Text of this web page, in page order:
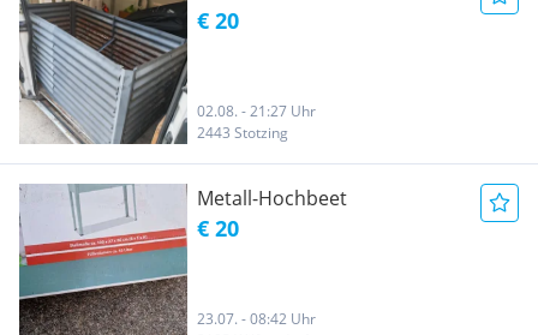
€ 20
02.08. - 21:27 Uhr
2443 Stotzing
Metall-Hochbeet
€ 20
23.07. - 08:42 Uhr